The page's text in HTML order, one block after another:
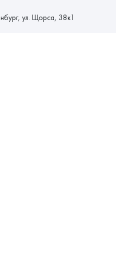
ул. Щорса, 38к1